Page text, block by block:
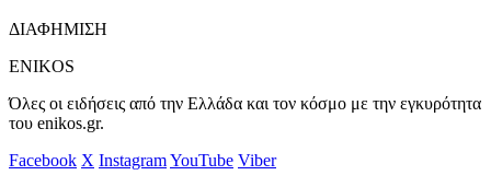
ΔΙΑΦΗΜΙΣΗ
ENIKOS
Όλες οι ειδήσεις από την Ελλάδα και τον κόσμο με την εγκυρότητα
του enikos.gr.
Facebook X InstagramYouTube Viber